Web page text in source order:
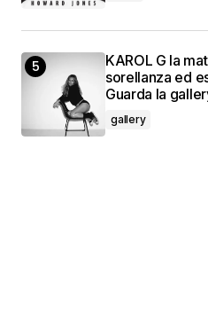
KAROL G la
sorellanza ed
Guarda la
gallery